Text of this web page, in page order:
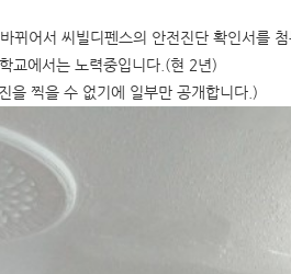
뀌어서 씨빌디펜스의 안전진단 확인서를
교에서는 노력중입니다.(현 2년)
을 찍을 수 없기에 일부만 공개합니다.)